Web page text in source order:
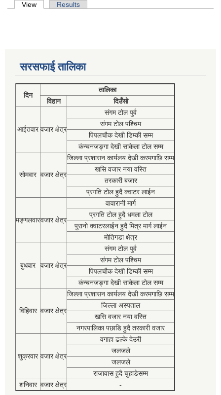
Primary tabs
View (active tab)
Results
सरसफाई तालिका
दिन
तालिका
विहान
दिउँसो
आईतवार वजार क्षेत्र
संगम टोल पुर्व
संगम टोल पश्चिम
पिपलचौक देखी डिम्की सम्म
कंन्चनजङ्गा देखी साकेला टोल सम्म
सोमवार वजार क्षेत्र
जिल्ला प्रशासन कार्यलय देखी करमगाछि सम्म
खसि वजार नया वस्ति
तरकारी बजार
प्रगति टोल हुदै क्वाटर लाईन
मङ्गलवारवजार क्षेत्र
वावारानी मार्ग
प्रगति टोल हुदै धमला टोल
पुरानो क्वाटरलाईन हुदै मित्र मार्ग लाईन
मोतिगडा क्षेत्र
बुधवार वजार क्षेत्र
संगम टोल पुर्व
संगम टोल पश्चिम
पिपलचौक देखी डिम्की सम्म
कंन्चनजङ्गा देखी साकेला टोल सम्म
विहिवार वजार क्षेत्र
जिल्ला प्रशासन कार्यलय देखी करमगाछि सम्म
जिल्ला अस्पताल
खसि वजार नया वस्ति
नगरपालिका पछाडि हुदै तरकारी वजार
शुक्रवार वजार क्षेत्र
वगाहा ढल्के देउरी
जलजले
जलजले
राजावास हुदै चुहाडेसम्म
शनिवार वजार क्षेत्र -